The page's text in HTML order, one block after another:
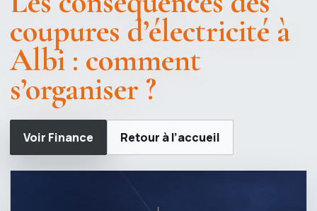
coupures d’électricité à
Albi : comment
s’organiser ?
Voir Finance Retour à l’accueil